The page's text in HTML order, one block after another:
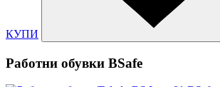
КУПИ
Работни обувки BSafe